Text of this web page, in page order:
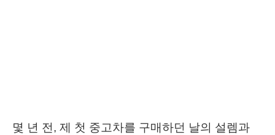
몇 년 전, 제 첫 중고차를 구매하던 날의 설렘과